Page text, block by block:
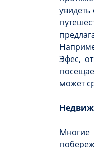
Эфес,
может
Многие